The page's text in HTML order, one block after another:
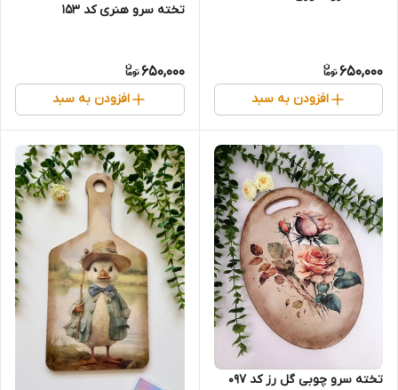
650,000
افزودن به سبد
تخته سرو هنری کد 153
650,000
افزودن به سبد
تخته سرو چوبی گل رز کد 097